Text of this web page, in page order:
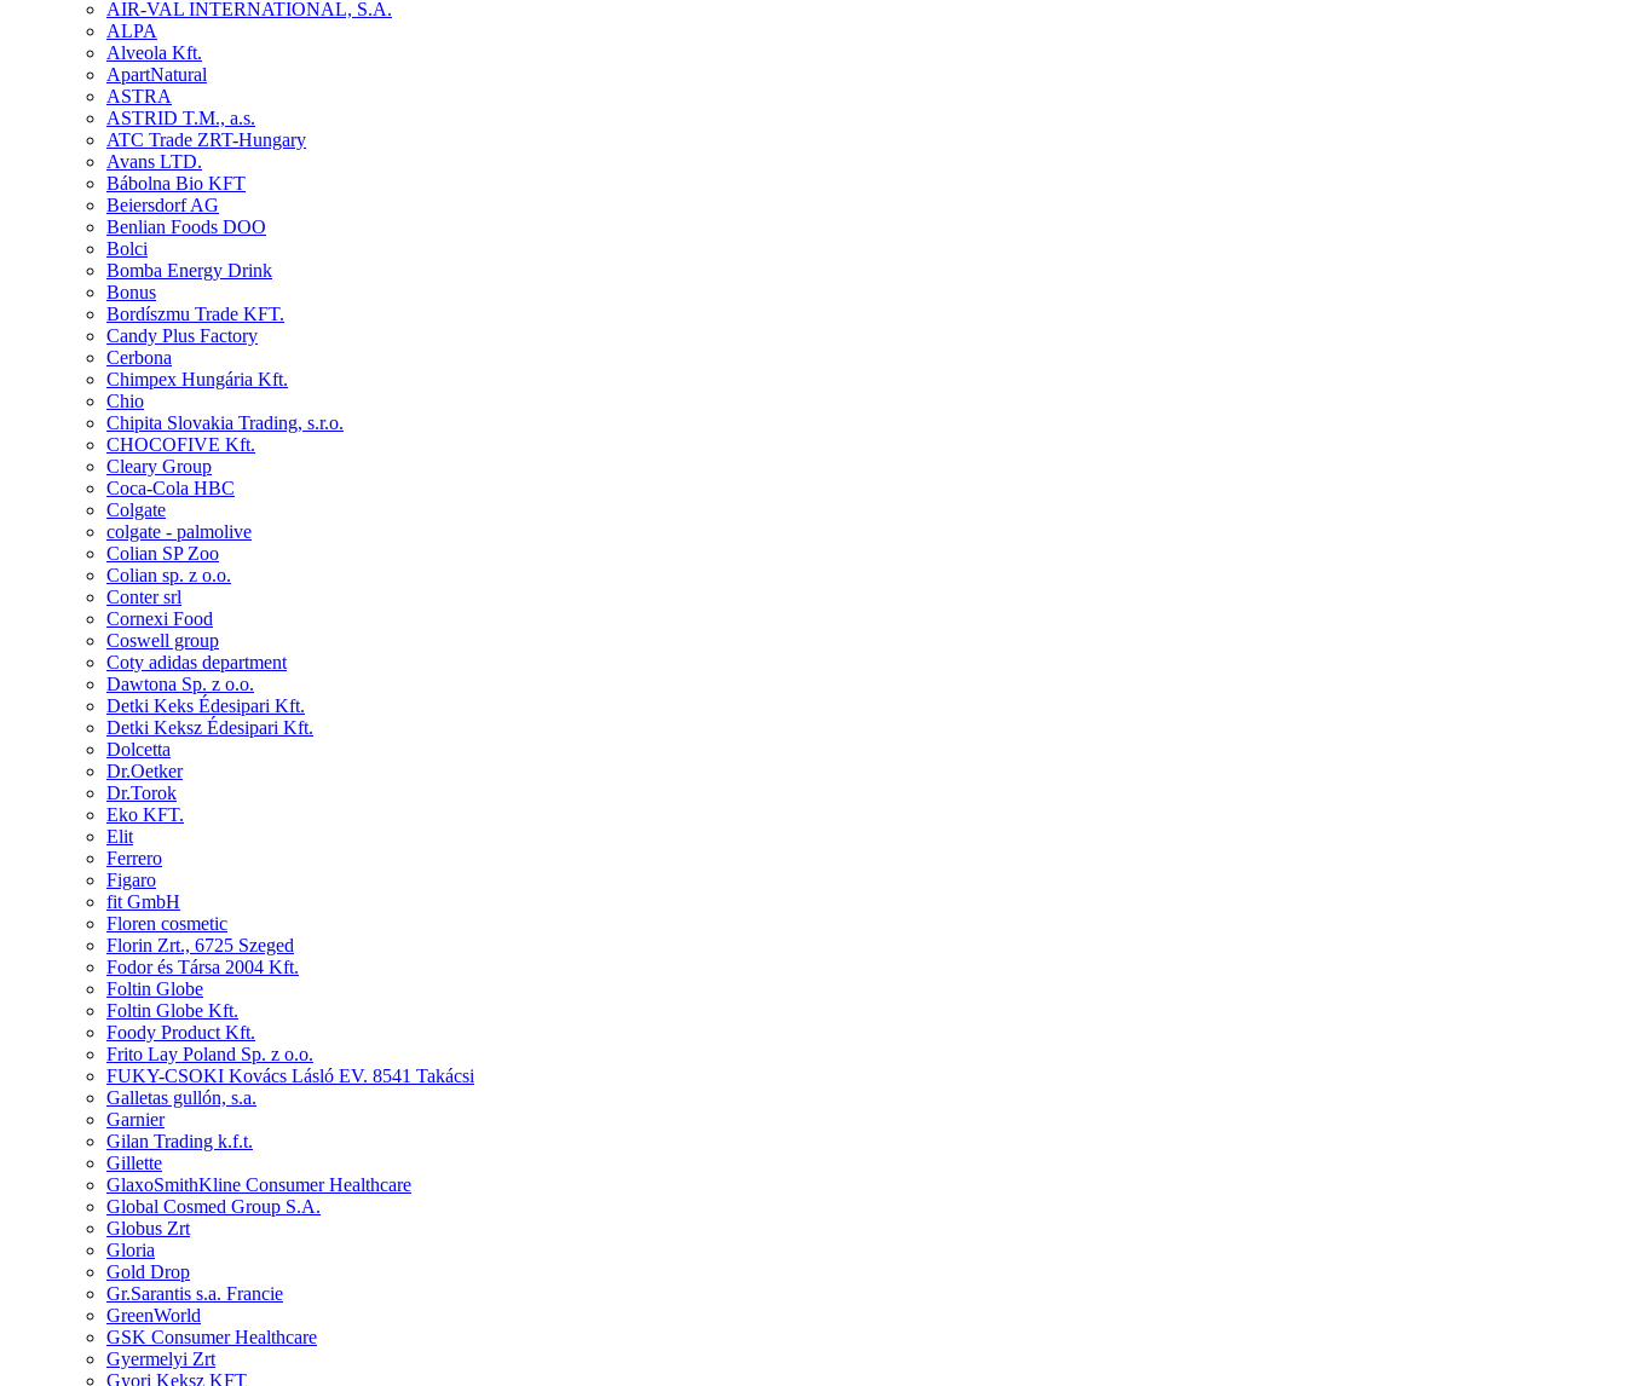
AIR-VAL INTERNATIONAL, S.A.
ALPA
Alveola Kft.
ApartNatural
ASTRA
ASTRID T.M., a.s.
ATC Trade ZRT-Hungary
Avans LTD.
Bábolna Bio KFT
Beiersdorf AG
Benlian Foods DOO
Bolci
Bomba Energy Drink
Bonus
Bordíszmu Trade KFT.
Candy Plus Factory
Cerbona
Chimpex Hungária Kft.
Chio
Chipita Slovakia Trading, s.r.o.
CHOCOFIVE Kft.
Cleary Group
Coca-Cola HBC
Colgate
colgate - palmolive
Colian SP Zoo
Colian sp. z o.o.
Conter srl
Cornexi Food
Coswell group
Coty adidas department
Dawtona Sp. z o.o.
Detki Keks Édesipari Kft.
Detki Keksz Édesipari Kft.
Dolcetta
Dr.Oetker
Dr.Torok
Eko KFT.
Elit
Ferrero
Figaro
fit GmbH
Floren cosmetic
Florin Zrt., 6725 Szeged
Fodor és Társa 2004 Kft.
Foltin Globe
Foltin Globe Kft.
Foody Product Kft.
Frito Lay Poland Sp. z o.o.
FUKY-CSOKI Kovács Lásló EV. 8541 Takácsi
Galletas gullón, s.a.
Garnier
Gilan Trading k.f.t.
Gillette
GlaxoSmithKline Consumer Healthcare
Global Cosmed Group S.A.
Globus Zrt
Gloria
Gold Drop
Gr.Sarantis s.a. Francie
GreenWorld
GSK Consumer Healthcare
Gyermelyi Zrt
Gyori Keksz KFT